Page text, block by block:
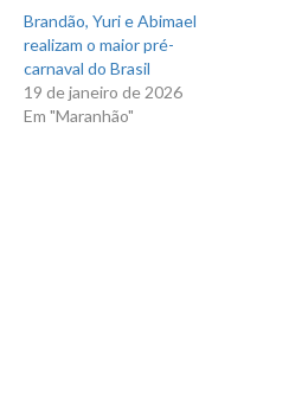
Brandão, Yuri e Abimael
realizam o maior pré-
carnaval do Brasil
19 de janeiro de 2026
Em "Maranhão"